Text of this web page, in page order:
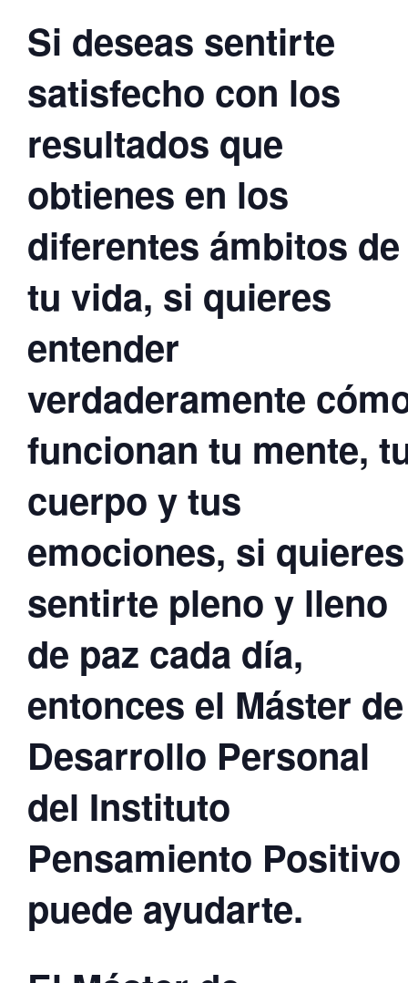
Si deseas sentirte
satisfecho con los
resultados que
obtienes en los
diferentes ámbitos de
tu vida, si quieres
entender
verdaderamente
funcionan tu mente,
cuerpo y tus
emociones, si quieres
sentirte pleno y lleno
de paz cada día,
entonces el Máster de
Desarrollo Personal
del Instituto
Pensamiento Positivo
puede ayudarte.